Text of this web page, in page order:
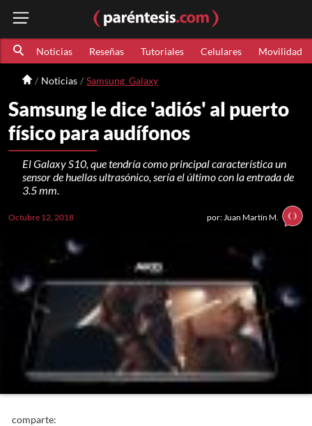
Noticias Reseñas Tutoriales Celulares Movilidad
Noticias Samsung_Galaxy
Samsung le dice 'adiós' al puerto
físico para audífonos
El Galaxy S10, que tendría como principal característica un
sensor de huellas ultrasónico, sería el último con la entrada de
3.5 mm.
Octubre 12, 2018 por: Juan Martín M.
comparte: